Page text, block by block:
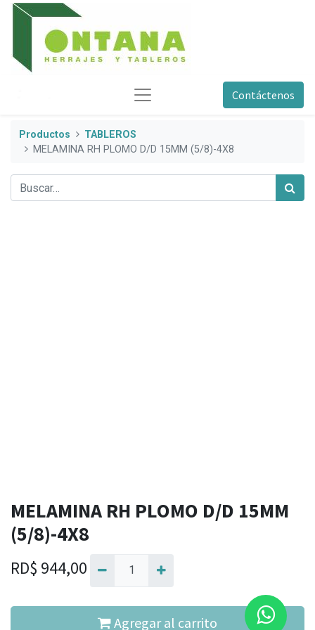
Contáctenos
Productos
TABLEROS
MELAMINA RH PLOMO D/D 15MM (5/8)-4X8
MELAMINA RH PLOMO D/D 15MM
(5/8)-4X8
RD$ 944,00
Agregar al carrito